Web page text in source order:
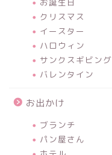
クリスマス
イースター
ハロウィン
サンクスギビング
バレンタイン
お出かけ
ブランチ
パン屋さん